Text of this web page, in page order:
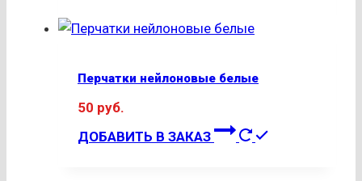
Перчатки нейлоновые белые
50 руб.
ДОБАВИТЬ В ЗАКАЗ